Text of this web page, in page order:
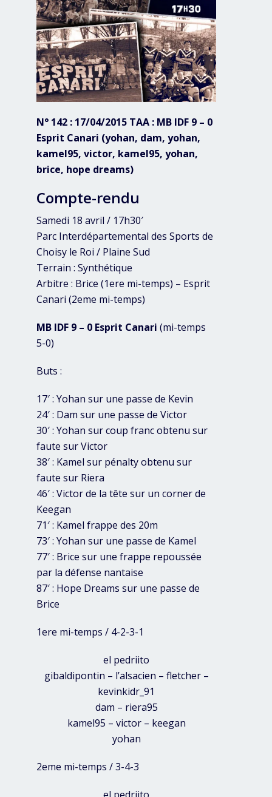
N° 142 : 17/04/2015 TAA : MB IDF 9 – 0
Esprit Canari (yohan, dam, yohan,
kamel95, victor, kamel95, yohan,
brice, hope dreams)
Compte-rendu
Samedi 18 avril / 17h30′
Parc Interdépartemental des Sports de
Choisy le Roi / Plaine Sud
Terrain : Synthétique
Arbitre : Brice (1ere mi-temps) – Esprit
Canari (2eme mi-temps)
MB IDF 9 – 0 Esprit Canari (mi-temps
5-0)
Buts :
17′ : Yohan sur une passe de Kevin
24′ : Dam sur une passe de Victor
30′ : Yohan sur coup franc obtenu sur
faute sur Victor
38′ : Kamel sur pénalty obtenu sur
faute sur Riera
46′ : Victor de la tête sur un corner de
Keegan
71′ : Kamel frappe des 20m
73′ : Yohan sur une passe de Kamel
77′ : Brice sur une frappe repoussée
par la défense nantaise
87′ : Hope Dreams sur une passe de
Brice
1ere mi-temps / 4-2-3-1
el pedriito
gibaldipontin – l’alsacien – fletcher –
kevinkidr_91
dam – riera95
kamel95 – victor – keegan
yohan
2eme mi-temps / 3-4-3